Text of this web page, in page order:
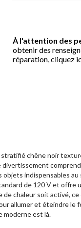
À l'attention des
obtenir des
réparation,cliquez
chêne noir
indispensables au
de 120 V et offre
chaleur soit activé,
allumer et éteindre
moderne est là.